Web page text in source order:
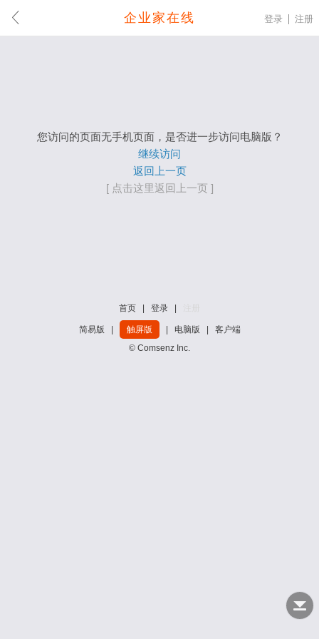
企业家在线 登录 注册
您访问的页面无手机页面，是否进一步访问电脑版？
继续访问
返回上一页
[ 点击这里返回上一页 ]
首页 登录
简易版 触屏版 电脑版
客户端
© Comsenz Inc.